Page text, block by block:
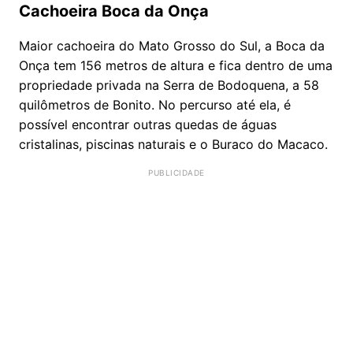
Cachoeira Boca da Onça
Maior cachoeira do Mato Grosso do Sul, a Boca da
Onça tem 156 metros de altura e fica dentro de uma
propriedade privada na Serra de Bodoquena, a 58
quilômetros de Bonito. No percurso até ela, é
possível encontrar outras quedas de águas
cristalinas, piscinas naturais e o Buraco do Macaco.